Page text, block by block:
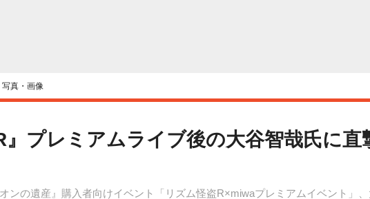
写真・画像
』プレミアムライブ後の大谷智哉氏に
ンの遺産』購入者向けイベント「リズム怪盗R×miwaプレミアムイベント」